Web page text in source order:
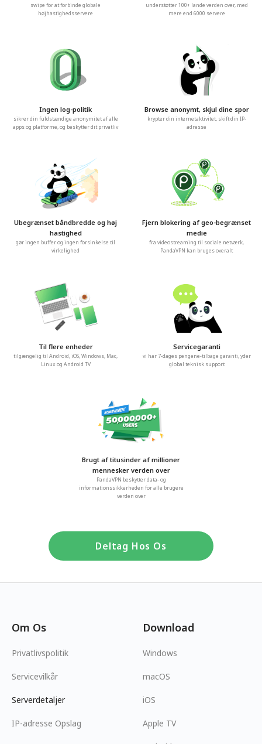
swipe for at forbinde globale
højhastighedsservere
understøtter 100+ lande verden over, med
mere end 6000 servere
Ingen log-politik
sikrer din fuldstændige anonymitet af alle
apps og platforme, og beskytter dit privatliv
Browse anonymt, skjul dine spor
krypter din internetaktivitet, skift din IP-
adresse
Ubegrænset båndbredde og høj
hastighed
gør ingen buffer og ingen forsinkelse til
virkelighed
Fjern blokering af geo-begrænset
medie
fra videostreaming til sociale netværk,
PandaVPN kan bruges overalt
Til flere enheder
tilgængelig til Android, iOS, Windows, Mac,
Linux og Android TV
Servicegaranti
vi har 7-dages pengene-tilbage garanti, yder
global teknisk support
Brugt af titusinder af millioner
mennesker verden over
PandaVPN beskytter data- og
informationssikkerheden for alle brugere
verden over
Deltag Hos Os
Om Os
Privatlivspolitik
Servicevilkår
Serverdetaljer
IP-adresse Opslag
Download
Windows
macOS
iOS
Apple TV